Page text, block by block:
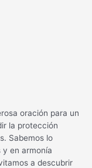
oración para un
la protección
Sabemos lo
y en armonía
a descubrir